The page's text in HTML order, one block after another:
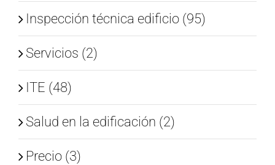
Inspección técnica edificio (95)
Servicios (2)
ITE (48)
Salud en la edificación (2)
Precio (3)